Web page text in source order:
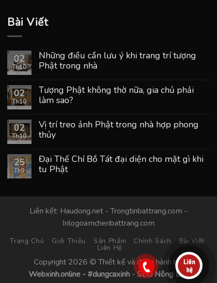
Bài Viết
02
Th10
Những điều cần lưu ý khi trang trí tượng
Phật trong nhà
02
Th10
Tượng Phật không thờ nữa, gia chủ phải
làm sao?
02
Th10
Vị trí treo ảnh Phật trong nhà hợp phong
thủy
25
Th9
Đại Thế Chí Bồ Tát đại diện cho mặt gì khi
tu Phật
Liên kết: Haudong.net -Trongtinbattrang.com -
Inlogoamchenbattrang.com
Trang Chủ Giới Thiệu Sản Phẩm Chính Sách Bài Viết
Liên Hệ
Copyright 2026 © Thiết kế và đồng hành bởi
Webxinh.online-#dungcaxinh-SEO Nông Dân